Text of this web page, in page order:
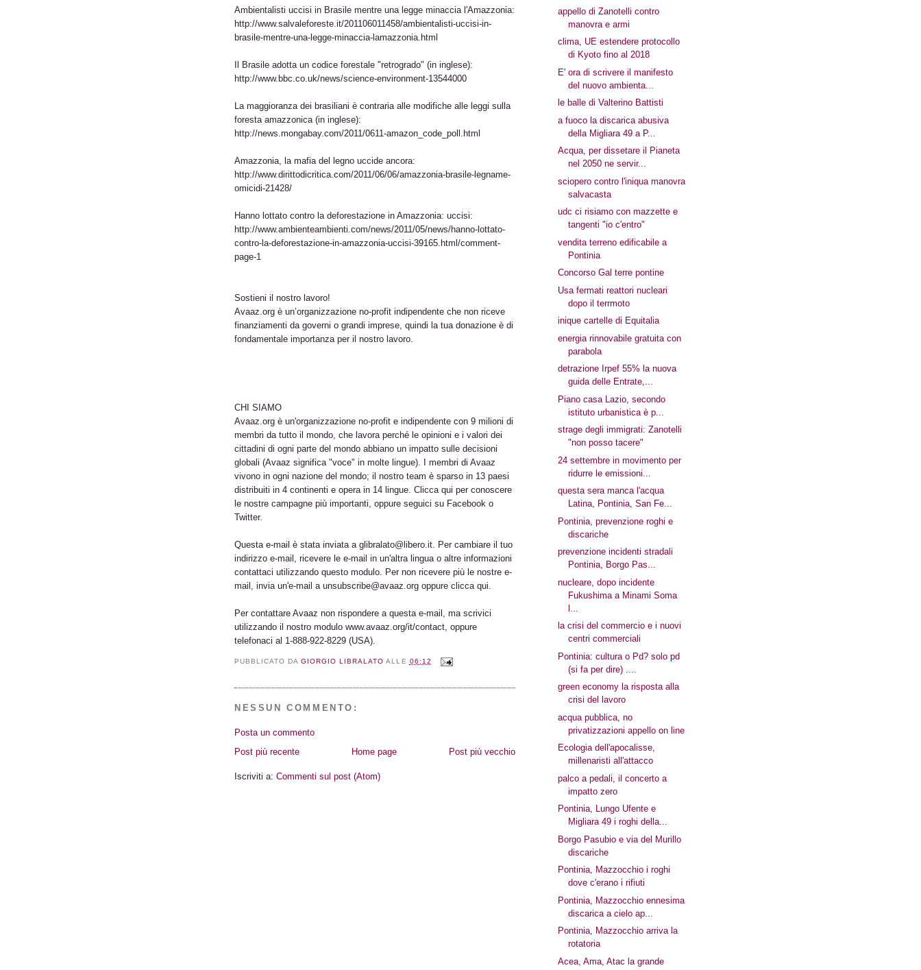
Ambientalisti uccisi in Brasile mentre una legge minaccia l'Amazzonia:
http://www.salvaleforeste.it/201106011458/ambientalisti-uccisi-in-
brasile-mentre-una-legge-minaccia-lamazzonia.html
Il Brasile adotta un codice forestale "retrogrado" (in inglese):
http://www.bbc.co.uk/news/science-environment-13544000
La maggioranza dei brasiliani è contraria alle modifiche alle leggi sulla
foresta amazzonica (in inglese):
http://news.mongabay.com/2011/0611-amazon_code_poll.html
Amazzonia, la mafia del legno uccide ancora:
http://www.dirittodicritica.com/2011/06/06/amazzonia-brasile-legname-
omicidi-21428/
Hanno lottato contro la deforestazione in Amazzonia: uccisi:
http://www.ambienteambienti.com/news/2011/05/news/hanno-lottato-
contro-la-deforestazione-in-amazzonia-uccisi-39165.html/comment-
page-1
Sostieni il nostro lavoro!
Avaaz.org è un’organizzazione no-profit indipendente che non riceve
finanziamenti da governi o grandi imprese, quindi la tua donazione è di
fondamentale importanza per il nostro lavoro.
CHI SIAMO
Avaaz.org è un'organizzazione no-profit e indipendente con 9 milioni di
membri da tutto il mondo, che lavora perché le opinioni e i valori dei
cittadini di ogni parte del mondo abbiano un impatto sulle decisioni
globali (Avaaz significa "voce" in molte lingue). I membri di Avaaz
vivono in ogni nazione del mondo; il nostro team è sparso in 13 paesi
distribuiti in 4 continenti e opera in 14 lingue. Clicca qui per conoscere
le nostre campagne più importanti, oppure seguici su Facebook o
Twitter.
Questa e-mail è stata inviata a glibralato@libero.it. Per cambiare il tuo
indirizzo e-mail, ricevere le e-mail in un'altra lingua o altre informazioni
contattaci utilizzando questo modulo. Per non ricevere più le nostre e-
mail, invia un'e-mail a unsubscribe@avaaz.org oppure clicca qui.
Per contattare Avaaz non rispondere a questa e-mail, ma scrivici
utilizzando il nostro modulo www.avaaz.org/it/contact, oppure
telefonaci al 1-888-922-8229 (USA).
PUBBLICATO DAGIORGIO LIBRALATO ALLE 06:12
NESSUN COMMENTO:
Posta un commento
Post più recente
Post più vecchio
Home page
Iscriviti a: Commenti sul post (Atom)
appello di Zanotelli contro
manovra e armi
clima, UE estendere protocollo
di Kyoto fino al 2018
E' ora di scrivere il manifesto
del nuovo ambienta...
le balle di Valterino Battisti
a fuoco la discarica abusiva
della Migliara 49 a P...
Acqua, per dissetare il Pianeta
nel 2050 ne servir...
sciopero contro l'iniqua manovra
salvacasta
udc ci risiamo con mazzette e
tangenti "io c'entro"
vendita terreno edificabile a
Pontinia
Concorso Gal terre pontine
Usa fermati reattori nucleari
dopo il terrmoto
inique cartelle di Equitalia
energia rinnovabile gratuita con
parabola
detrazione Irpef 55% la nuova
guida delle Entrate,...
Piano casa Lazio, secondo
istituto urbanistica è p...
strage degli immigrati: Zanotelli
"non posso tacere"
24 settembre in movimento per
ridurre le emissioni...
questa sera manca l'acqua
Latina, Pontinia, San Fe...
Pontinia, prevenzione roghi e
discariche
prevenzione incidenti stradali
Pontinia, Borgo Pas...
nucleare, dopo incidente
Fukushima a Minami Soma
la crisi del commercio e i nuovi
centri commerciali
Pontinia: cultura o Pd? solo pd
(si fa per dire) ....
green economy la risposta alla
crisi del lavoro
acqua pubblica, no
privatizzazioni appello on line
Ecologia dell'apocalisse,
millenaristi all'attacco
palco a pedali, il concerto a
impatto zero
Pontinia, Lungo Ufente e
Migliara 49 i roghi della...
Borgo Pasubio e via del Murillo
discariche
Pontinia, Mazzocchio i roghi
dove c'erano i rifiuti
Pontinia, Mazzocchio ennesima
discarica a cielo ap...
Pontinia, Mazzocchio arriva la
rotatoria
Acea, Ama, Atac la grande